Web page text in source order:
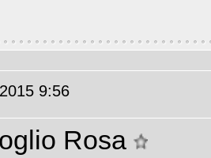
9:56
Rosa